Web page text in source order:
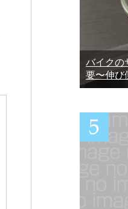
バイクの
要〜伸び